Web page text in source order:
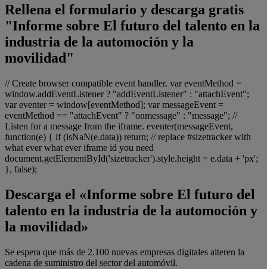
Rellena el formulario y descarga gratis
"Informe sobre El futuro del talento en la
industria de la automoción y la
movilidad"
// Create browser compatible event handler. var eventMethod =
window.addEventListener ? "addEventListener" : "attachEvent";
var eventer = window[eventMethod]; var messageEvent =
eventMethod == "attachEvent" ? "onmessage" : "message"; //
Listen for a message from the iframe. eventer(messageEvent,
function(e) { if (isNaN(e.data)) return; // replace #sizetracker with
what ever what ever iframe id you need
document.getElementById('sizetracker').style.height = e.data + 'px';
}, false);
Descarga el «Informe sobre El futuro del
talento en la industria de la automoción y
la movilidad»
Se espera que más de 2.100 nuevas empresas digitales alteren la
cadena de suministro del sector del automóvil.